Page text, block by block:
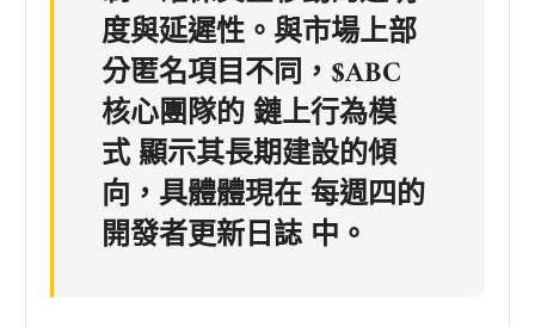
度與延遲性。與市場上部
分匿名項目不同，$ABC
核心團隊的鏈上行為模
式顯示其長期建設的傾
向，具體體現在每週四的
開發者更新日誌 中。